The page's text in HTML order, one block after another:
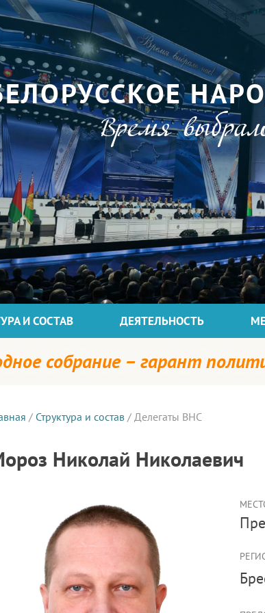
Время
И СОСТАВ ДЕЯТЕЛЬНОСТЬ
собрание – гарант
/ Структура и состав / Делегаты ВНС
Николай Николаевич